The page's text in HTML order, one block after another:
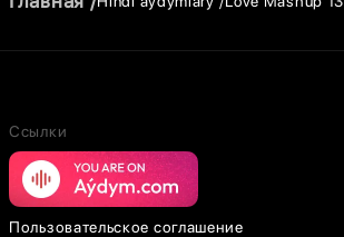
Ссылки
Пользовательское соглашение